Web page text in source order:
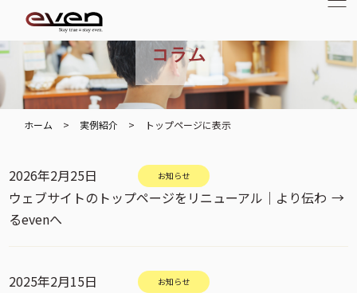
コラム
ホーム > 実例紹介 > トップページに表示
2026年2月25日 お知らせ
ウェブサイトのトップページをリニューアル｜より伝わ
るevenへ
→
2025年2月15日 お知らせ